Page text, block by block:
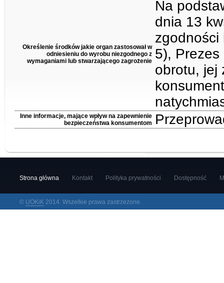
Określenie środków jakie organ zastosował w
odniesieniu do wyrobu niezgodnego z
wymaganiami lub stwarzającego zagrożenie
Na
dnia 13
zgodności
5), Prezes
obrotu, jej
Inne informacje, mające wpływ na zapewnienie
bezpieczeństwa konsumentom
Strona główna Kontakt Polityka prywatności Dostępność
© UOKiK2014. Wszelkie prawa zastrzeżone.